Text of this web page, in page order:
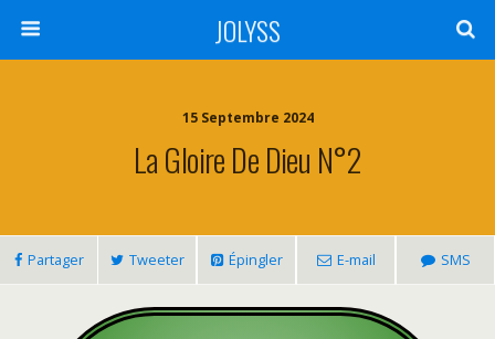
JOLYSS
15 Septembre 2024
La Gloire De Dieu N°2
Partager Tweeter Épingler E-mail SMS